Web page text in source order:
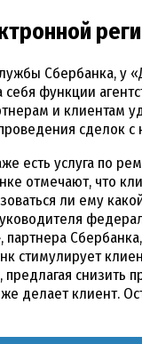
Сбербанка, у
функции
и клиентам
сделок
есть услуга по
отмечают, что
ли ему
партнера
стимулирует
снизить
делает клиент.